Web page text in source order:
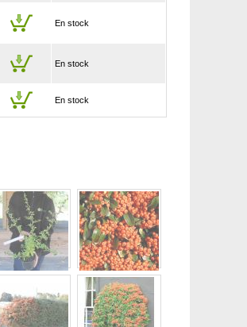
En stock
En stock
En stock